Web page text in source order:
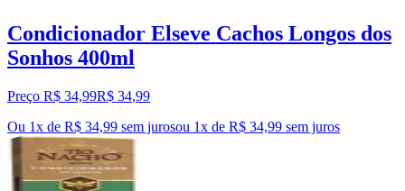
Condicionador Elseve Cachos Longos dos
Sonhos 400ml
Preço R$ 34,99R$ 34,99
Ou 1x de R$ 34,99 sem jurosou 1x de R$ 34,99 sem juros